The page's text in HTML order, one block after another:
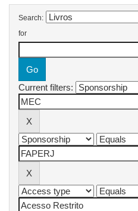
Search:
for
Current filters: